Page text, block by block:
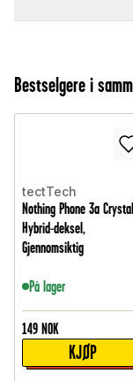
Bestselgere i
tectTech
Nothing Phone 3a Crystal
Hybrid-deksel,
Gjennomsiktig
På lager
149 NOK
KJØP